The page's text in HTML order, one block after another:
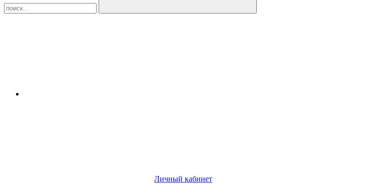
Личный кабинет